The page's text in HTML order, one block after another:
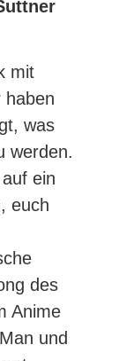
mit
haben
was
werden.
ein
euch
des
Anime
und